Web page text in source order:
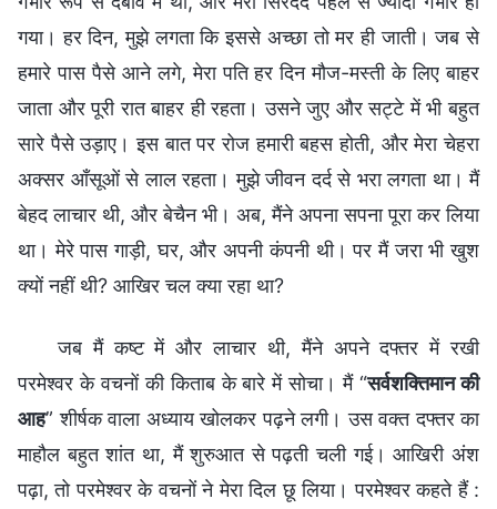
गया। हर दिन, मुझे लगता कि इससे अच्छा तो मर ही जाती। जब से
हमारे पास पैसे आने लगे, मेरा पति हर दिन मौज-मस्ती के लिए बाहर
जाता और पूरी रात बाहर ही रहता। उसने जुए और सट्टे में भी बहुत
सारे पैसे उड़ाए। इस बात पर रोज हमारी बहस होती, और मेरा चेहरा
अक्सर आँसूओं से लाल रहता। मुझे जीवन दर्द से भरा लगता था। मैं
बेहद लाचार थी, और बेचैन भी। अब, मैंने अपना सपना पूरा कर लिया
था। मेरे पास गाड़ी, घर, और अपनी कंपनी थी। पर मैं जरा भी खुश
क्यों नहीं थी? आखिर चल क्या रहा था?
जब मैं कष्ट में और लाचार थी, मैंने अपने दफ्तर में रखी
परमेश्वर के वचनों की किताब के बारे में सोचा। मैं “सर्वशक्तिमान की
आह” शीर्षक वाला अध्याय खोलकर पढ़ने लगी। उस वक्त दफ्तर का
माहौल बहुत शांत था, मैं शुरुआत से पढ़ती चली गई। आखिरी अंश
पढ़ा, तो परमेश्वर के वचनों ने मेरा दिल छू लिया। परमेश्वर कहते हैं :